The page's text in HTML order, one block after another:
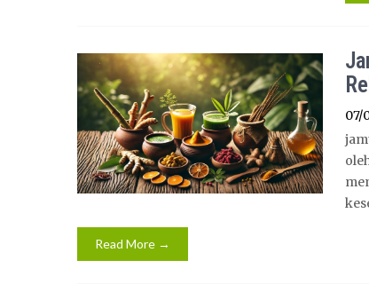
07/
Read More →